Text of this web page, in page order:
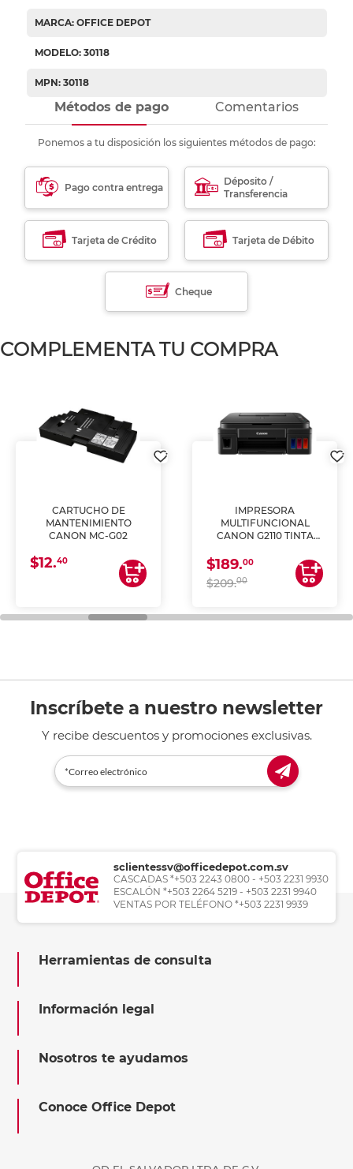
MARCA: OFFICE DEPOT
MODELO: 30118
MPN: 30118
Métodos de pago Comentarios
Ponemos a tu disposición los siguientes métodos de pago:
Pago contra entrega
Déposito /
Transferencia
Tarjeta de Crédito Tarjeta de Débito
Cheque
COMPLEMENTA TU COMPRA
CARTUCHO DE
MANTENIMIENTO
CANON MC-G02
$12.40
IMPRESORA
MULTIFUNCIONAL
CANON G2110 TINTA
$189.00
$209.00
Inscríbete a nuestro newsletter
Y recibe descuentos y promociones exclusivas.
sclientessv@officedepot.com.sv
CASCADAS *+503 2243 0800 - +503 2231 9930
ESCALÓN *+503 2264 5219 - +503 2231 9940
VENTAS POR TELÉFONO *+503 2231 9939
Herramientas de consulta
Información legal
Nosotros te ayudamos
Conoce Office Depot